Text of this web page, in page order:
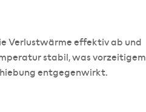
Verlustwärme effektiv ab und
stabil, was vorzeitigem
entgegenwirkt.